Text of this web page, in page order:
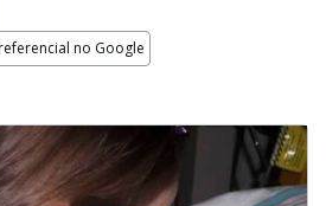
no Google